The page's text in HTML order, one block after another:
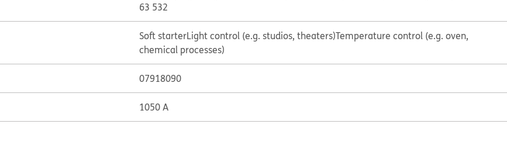
63 532
Soft starterLight control (e.g. studios, theaters)Temperature control (e.g. oven,
chemical processes)
07918090
1050 A